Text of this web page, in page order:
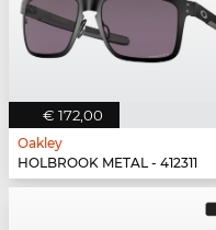
€ 172,00
Oakley
HOLBROOK METAL - 412311